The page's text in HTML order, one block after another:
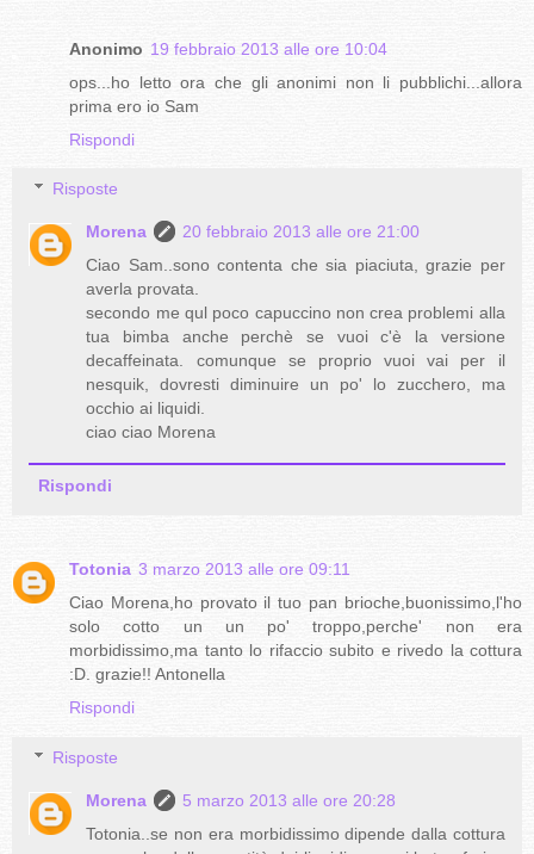
Anonimo 19 febbraio 2013 alle ore 10:04
ops...ho letto ora che gli anonimi non li pubblichi...allora
prima ero io Sam
Rispondi
Risposte
Morena
20 febbraio 2013 alle ore 21:00
Ciao Sam..sono contenta che sia piaciuta, grazie per
averla provata.
secondo me qul poco capuccino non crea problemi alla
tua bimba anche perchè se vuoi c'è la versione
decaffeinata. comunque se proprio vuoi vai per il
nesquik, dovresti diminuire un po' lo zucchero, ma
occhio ai liquidi.
ciao ciao Morena
Rispondi
Totonia 3 marzo 2013 alle ore 09:11
Ciao Morena,ho provato il tuo pan brioche,buonissimo,l'ho
solo cotto un un po' troppo,perche' non era
morbidissimo,ma tanto lo rifaccio subito e rivedo la cottura
:D. grazie!! Antonella
Rispondi
Risposte
Morena
5 marzo 2013 alle ore 20:28
Totonia..se non era morbidissimo dipende dalla cottura